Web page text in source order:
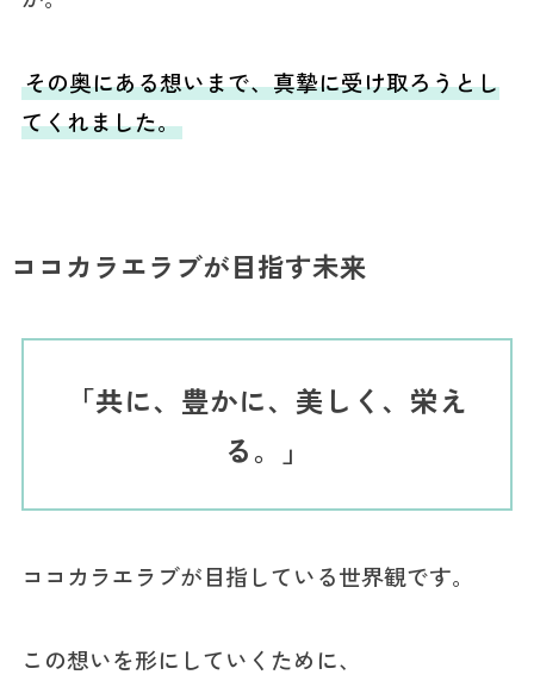
その奥にある想いまで、真摯に受け取ろうとし
てくれました。
ココカラエラブが目指す未来
「共に、豊かに、美しく、栄え
る。」
ココカラエラブが目指している世界観です。
この想いを形にしていくために、